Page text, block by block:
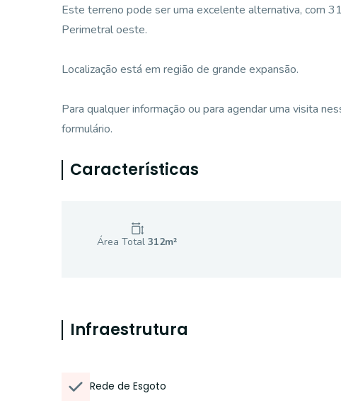
Este terreno pode ser uma excelente alternativa, com
Perimetral oeste.
Localização está em região de grande expansão.
Para qualquer informação ou para agendar uma visita
formulário.
Características
Área Total 312m²
Infraestrutura
Rede de Esgoto